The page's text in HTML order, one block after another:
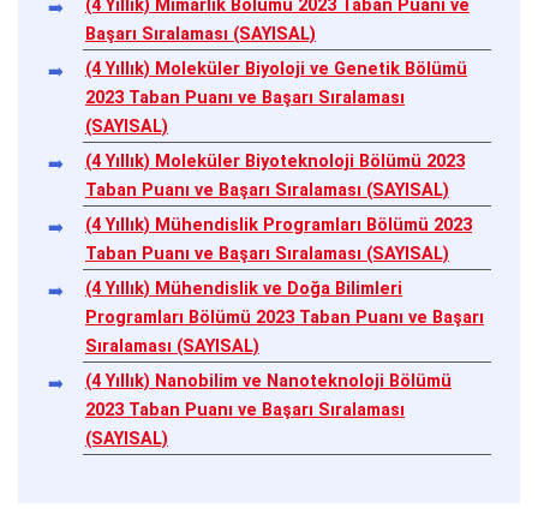
(4 Yıllık) Mimarlık Bölümü 2023 Taban Puanı ve
Başarı Sıralaması (SAYISAL)
(4 Yıllık) Moleküler Biyoloji ve Genetik Bölümü
2023 Taban Puanı ve Başarı Sıralaması
(SAYISAL)
(4 Yıllık) Moleküler Biyoteknoloji Bölümü 2023
Taban Puanı ve Başarı Sıralaması (SAYISAL)
(4 Yıllık) Mühendislik Programları Bölümü 2023
Taban Puanı ve Başarı Sıralaması (SAYISAL)
(4 Yıllık) Mühendislik ve Doğa Bilimleri
Programları Bölümü 2023 Taban Puanı ve Başarı
Sıralaması (SAYISAL)
(4 Yıllık) Nanobilim ve Nanoteknoloji Bölümü
2023 Taban Puanı ve Başarı Sıralaması
(SAYISAL)